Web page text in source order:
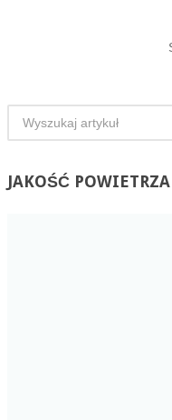
JAKOŚĆ